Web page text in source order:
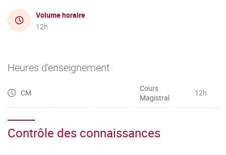
Volume horaire
12h
Heures d'enseignement
CM
Cours
Magistral
12h
Contrôle des connaissances